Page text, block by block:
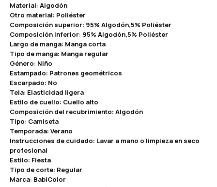
Material: Algodón
Otro material: Poliéster
Composición superior: 95% Algodón,5% Poliéster
Composición inferior: 95% Algodón,5% Poliéster
Largo de manga: Manga corta
Tipo de manga: Manga regular
Género: Niño
Estampado: Patrones geométricos
Escarpado: No
Tela: Elasticidad ligera
Estilo de cuello: Cuello alto
Composición del recubrimiento: Algodón
Tipo: Camiseta
Temporada: Verano
Instrucciones de cuidado: Lavar a mano o limpieza en seco
profesional
Estilo: Fiesta
Tipo de corte: Regular
Marca: BabiColor